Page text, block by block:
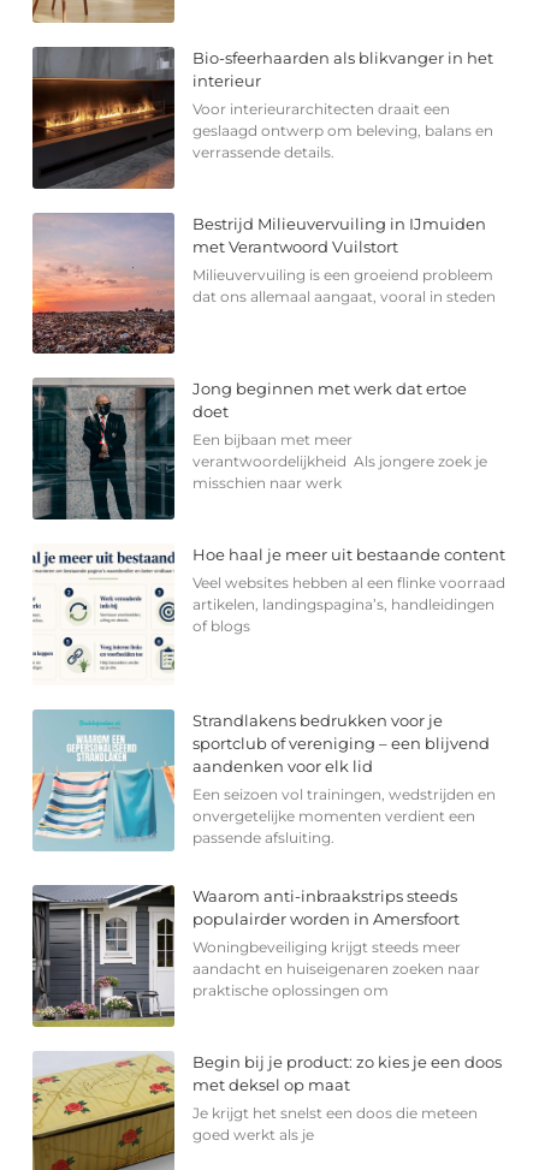
Bio-sfeerhaarden als blikvanger in het
interieur
Voor interieurarchitecten draait een
geslaagd ontwerp om beleving, balans en
verrassende details.
Bestrijd Milieuvervuiling in IJmuiden
met Verantwoord Vuilstort
Milieuvervuiling is een groeiend probleem
dat ons allemaal aangaat, vooral in steden
Jong beginnen met werk dat ertoe
doet
Een bijbaan met meer
verantwoordelijkheid Als jongere zoek je
misschien naar werk
Hoe haal je meer uit bestaande content
Veel websites hebben al een flinke voorraad
artikelen, landingspagina’s, handleidingen
of blogs
Strandlakens bedrukken voor je
sportclub of vereniging – een blijvend
aandenken voor elk lid
Een seizoen vol trainingen, wedstrijden en
onvergetelijke momenten verdient een
passende afsluiting.
Waarom anti-inbraakstrips steeds
populairder worden in Amersfoort
Woningbeveiliging krijgt steeds meer
aandacht en huiseigenaren zoeken naar
praktische oplossingen om
Begin bij je product: zo kies je een doos
met deksel op maat
Je krijgt het snelst een doos die meteen
goed werkt als je